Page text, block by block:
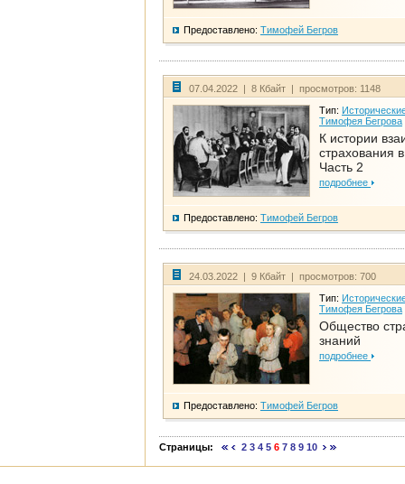
Предоставлено: Тимофей Бегров
07.04.2022 | 8 Кбайт | просмотров: 1148
Тип:
Тимофея Бегрова
К истории
страхования
Часть 2
подробнее
Предоставлено: Тимофей Бегров
24.03.2022 | 9 Кбайт | просмотров: 700
Тип:
Тимофея Бегрова
Общество
знаний
подробнее
Предоставлено: Тимофей Бегров
Страницы: 2 3 4 5 6 7 8 9 10